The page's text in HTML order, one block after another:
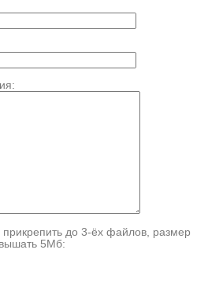
до 3-ёх файлов, размер
5Мб: